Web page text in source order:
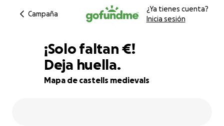
Campaña
¿Ya tienes cuenta?
Inicia sesión
28% complete
¡Solo faltan €324
€!
Deja huella.
Mapa de castells medievals